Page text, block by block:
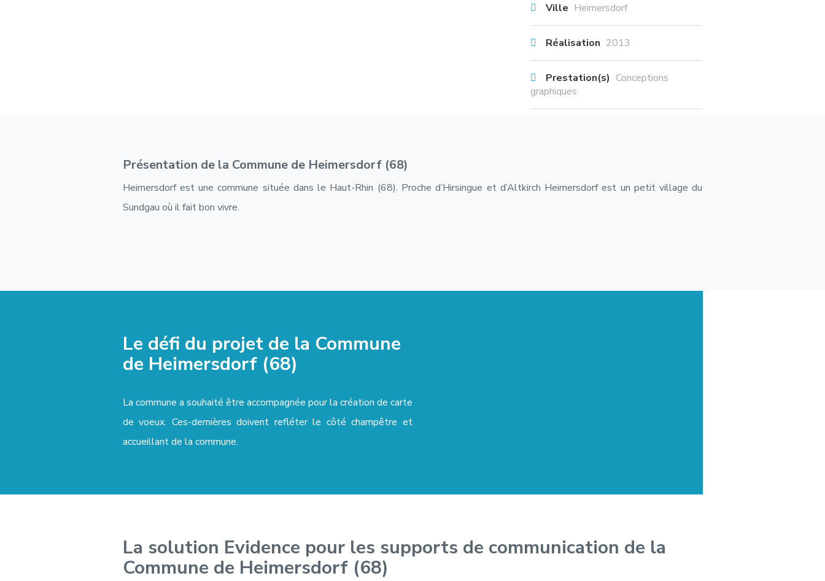
Ville Heimersdorf
Réalisation 2013
Prestation(s) Conceptions
graphiques
Présentation de la Commune de Heimersdorf (68)
Heimersdorf est une commune située dans le Haut-Rhin (68). Proche d’Hirsingue et d’Altkirch Heimersdorf est un petit village du
Sundgau où il fait bon vivre.
Le défi du projet de la Commune
de Heimersdorf (68)
La commune a souhaité être accompagnée pour la création de carte
de voeux. Ces-dernières doivent refléter le côté champêtre et
accueillant de la commune.
La solution Evidence pour les supports de communication de la
Commune de Heimersdorf (68)